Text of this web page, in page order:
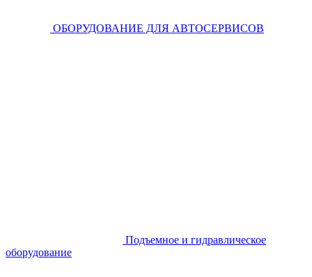
ОБОРУДОВАНИЕ ДЛЯ АВТОСЕРВИСОВ
Подъемное и гидравлическое
оборудование